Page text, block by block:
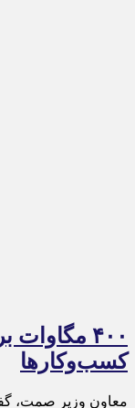
۴۰۰
کسب‌وکار‌ها